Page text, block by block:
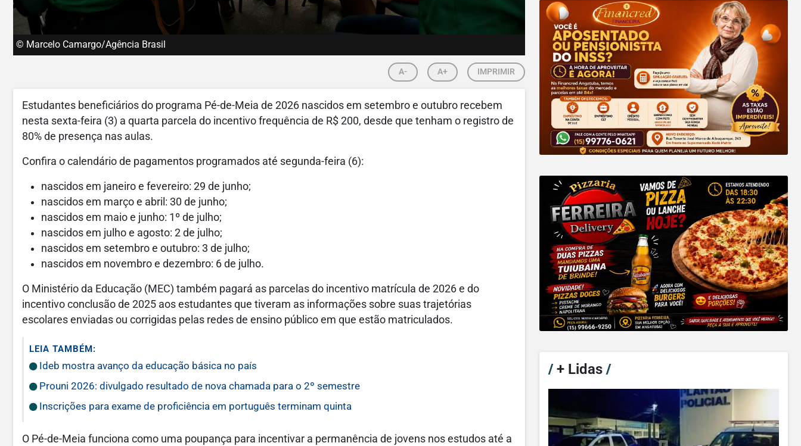
© Marcelo Camargo/Agência Brasil
A- A+ IMPRIMIR
Estudantes beneficiários do programa Pé-de-Meia de 2026 nascidos em setembro e outubro recebem
nesta sexta-feira (3) a quarta parcela do incentivo frequência de R$ 200, desde que tenham o registro de
80% de presença nas aulas.
Confira o calendário de pagamentos programados até segunda-feira (6):
nascidos em janeiro e fevereiro: 29 de junho;
nascidos em março e abril: 30 de junho;
nascidos em maio e junho: 1º de julho;
nascidos em julho e agosto: 2 de julho;
nascidos em setembro e outubro: 3 de julho;
nascidos em novembro e dezembro: 6 de julho.
O Ministério da Educação (MEC) também pagará as parcelas do incentivo matrícula de 2026 e do
incentivo conclusão de 2025 aos estudantes que tiveram as informações sobre suas trajetórias
escolares enviadas ou corrigidas pelas redes de ensino público em que estão matriculados.
LEIA TAMBÉM:
Ideb mostra avanço da educação básica no país
Prouni 2026: divulgado resultado de nova chamada para o 2º semestre
Inscrições para exame de proficiência em português terminam quinta
O Pé-de-Meia funciona como uma poupança para incentivar a permanência de jovens nos estudos até a
/+ Lidas /